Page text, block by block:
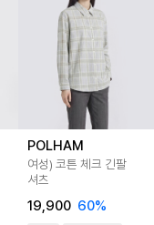
POLHAM
여성) 코튼 체크 긴팔
셔츠
19,900 60%